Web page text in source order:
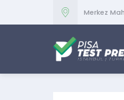
Merkez